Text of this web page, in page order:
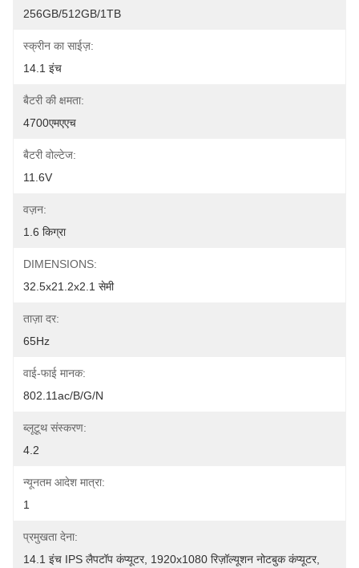
256GB/512GB/1TB
स्क्रीन का साईज़:
14.1 इंच
बैटरी की क्षमता:
4700एमएएच
बैटरी वोल्टेज:
11.6V
वज़न:
1.6 किग्रा
DIMENSIONS:
32.5x21.2x2.1 सेमी
ताज़ा दर:
65Hz
वाई-फाई मानक:
802.11ac/b/g/n
ब्लूटूथ संस्करण:
4.2
न्यूनतम आदेश मात्रा:
1
प्रमुखता देना:
14.1 इंच IPS लैपटॉप कंप्यूटर, 1920x1080 रिज़ॉल्यूशन नोटबुक कंप्यूटर,